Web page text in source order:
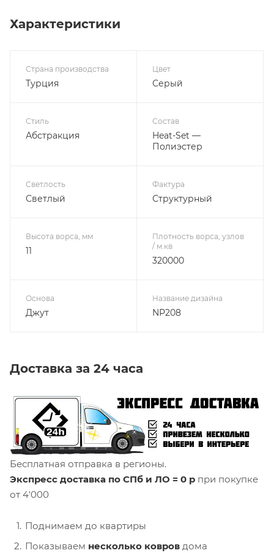
Характеристики
Страна производства
Турция
Цвет
Серый
Стиль
Абстракция
Состав
Heat-Set —
Полиэстер
Светлость
Светлый
Фактура
Структурный
Высота ворса, мм
11
Плотность ворса, узлов
/ м.кв
320000
Основа
Джут
Название дизайна
NP208
Доставка за 24 часа
Бесплатная отправка в регионы.
Экспресс доставка по СПб и ЛО = 0 р при покупке
от 4'000
Поднимаем до квартиры
Показываем несколько ковров дома